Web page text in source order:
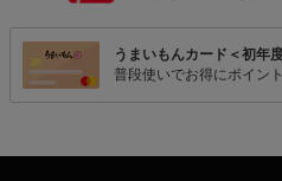
うまいもんカード＜初年
普段使いでお得にポイン